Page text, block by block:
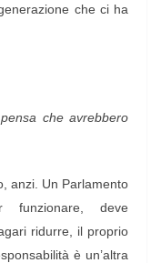
che ci ha
che avrebbero
anzi. Un Parlamento
deve
ridurre, il proprio
è un’altra